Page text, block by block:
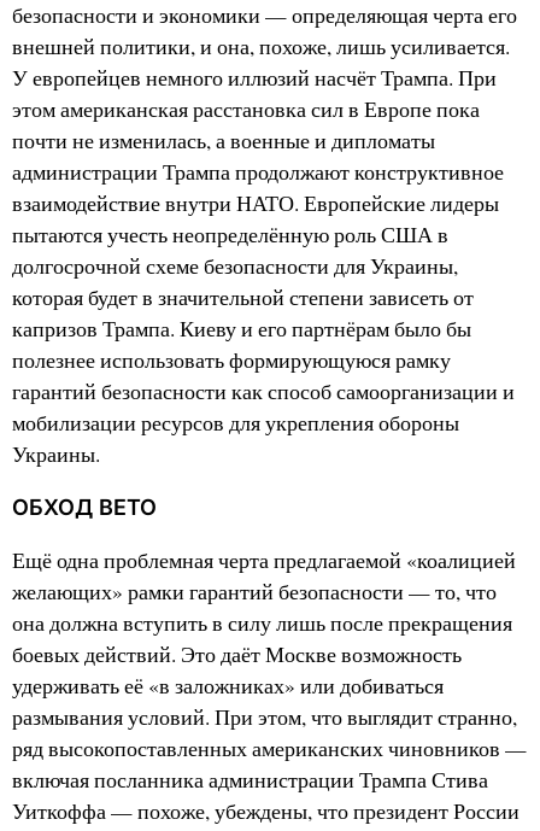
безопасности и экономики — определяющая черта его
внешней политики, и она, похоже, лишь усиливается.
У европейцев немного иллюзий насчёт Трампа. При
этом американская расстановка сил в Европе пока
почти не изменилась, а военные и дипломаты
администрации Трампа продолжают конструктивное
взаимодействие внутри НАТО. Европейские лидеры
пытаются учесть неопределённую роль США в
долгосрочной схеме безопасности для Украины,
которая будет в значительной степени зависеть от
капризов Трампа. Киеву и его партнёрам было бы
полезнее использовать формирующуюся рамку
гарантий безопасности как способ самоорганизации и
мобилизации ресурсов для укрепления обороны
Украины.
ОБХОД ВЕТО
Ещё одна проблемная черта предлагаемой «коалицией
желающих» рамки гарантий безопасности — то, что
она должна вступить в силу лишь после прекращения
боевых действий. Это даёт Москве возможность
удерживать её «в заложниках» или добиваться
размывания условий. При этом, что выглядит странно,
ряд высокопоставленных американских чиновников —
включая посланника администрации Трампа Стива
Уиткоффа — похоже, убеждены, что президент России